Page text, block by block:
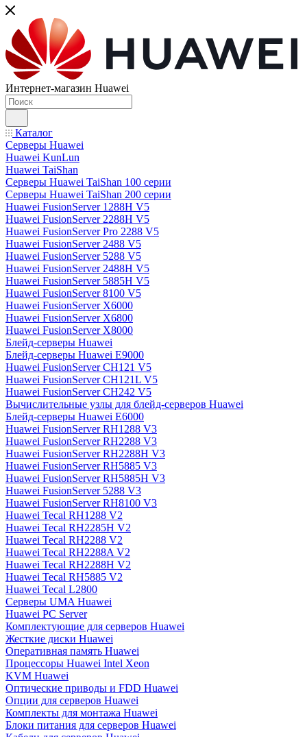
Интернет-магазин Huawei
Каталог
Серверы Huawei
Huawei KunLun
Huawei TaiShan
Серверы Huawei TaiShan 100 серии
Серверы Huawei TaiShan 200 серии
Huawei FusionServer 1288H V5
Huawei FusionServer 2288H V5
Huawei FusionServer Pro 2288 V5
Huawei FusionServer 2488 V5
Huawei FusionServer 5288 V5
Huawei FusionServer 2488H V5
Huawei FusionServer 5885H V5
Huawei FusionServer 8100 V5
Huawei FusionServer X6000
Huawei FusionServer X6800
Huawei FusionServer X8000
Блейд-серверы Huawei
Блейд-серверы Huawei E9000
Huawei FusionServer CH121 V5
Huawei FusionServer CH121L V5
Huawei FusionServer CH242 V5
Вычислительные узлы для блейд-серверов Huawei
Блейд-серверы Huawei E6000
Huawei FusionServer RH1288 V3
Huawei FusionServer RH2288 V3
Huawei FusionServer RH2288H V3
Huawei FusionServer RH5885 V3
Huawei FusionServer RH5885H V3
Huawei FusionServer 5288 V3
Huawei FusionServer RH8100 V3
Huawei Tecal RH1288 V2
Huawei Tecal RH2285H V2
Huawei Tecal RH2288 V2
Huawei Tecal RH2288A V2
Huawei Tecal RH2288H V2
Huawei Tecal RH5885 V2
Huawei Tecal L2800
Серверы UMA Huawei
Huawei PC Server
Комплектующие для серверов Huawei
Жесткие диски Huawei
Оперативная память Huawei
Процессоры Huawei Intel Xeon
KVM Huawei
Оптические приводы и FDD Huawei
Опции для серверов Huawei
Комплекты для монтажа Huawei
Блоки питания для серверов Huawei